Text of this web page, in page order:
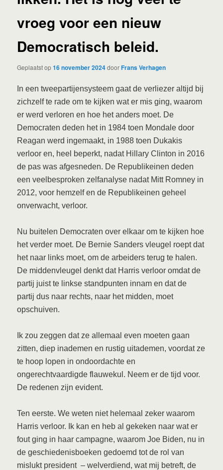
vroeg voor een nieuw
Democratisch beleid.
Geplaatst op16 november 2024doorFrans Verhagen
In een tweepartijensysteem gaat de verliezer altijd bij
zichzelf te rade om te kijken wat er mis ging, waarom
er werd verloren en hoe het anders moet. De
Democraten deden het in 1984 toen Mondale door
Reagan werd ingemaakt, in 1988 toen Dukakis
verloor en, heel beperkt, nadat Hillary Clinton in 2016
de pas was afgesneden. De Republikeinen deden
een veelbesproken zelfanalyse nadat Mitt Romney in
2012, voor hemzelf en de Republikeinen geheel
onverwacht, verloor.
Nu buitelen Democraten over elkaar om te kijken hoe
het verder moet. De Bernie Sanders vleugel roept dat
het naar links moet, om de arbeiders terug te halen.
De middenvleugel denkt dat Harris verloor omdat de
partij juist te linkse standpunten innam en dat de
partij dus naar rechts, naar het midden, moet
opschuiven.
Ik zou zeggen dat ze allemaal even moeten gaan
zitten, diep inademen en rustig uitademen, voordat ze
te hoop lopen in ondoordachte en
ongerechtvaardigde flauwekul. Neem er de tijd voor.
De redenen zijn evident.
Ten eerste. We weten niet helemaal zeker waarom
Harris verloor. Ik kan en heb al gekeken naar wat er
fout ging in haar campagne, waarom Joe Biden, nu in
de geschiedenisboeken gedoemd tot de rol van
mislukt president – welverdiend, wat mij betreft, de